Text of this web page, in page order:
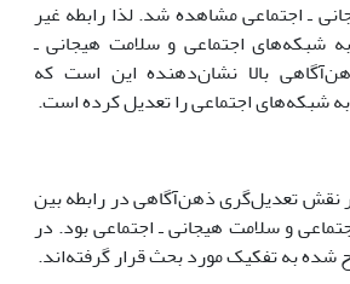
ـ اجتماعی مشاهده شد. لذا رابطه غیر
شبکه‌های اجتماعی و سلامت هیجانی ـ
بالا نشان‌دهنده این است که
شبکه‌های اجتماعی را تعدیل کرده است.
تعدیل‌گری ذهن‌آگاهی در رابطه بین
و سلامت هیجانی ـ اجتماعی بود. در
شده به تفکیک مورد بحث قرار گرفته‌اند.